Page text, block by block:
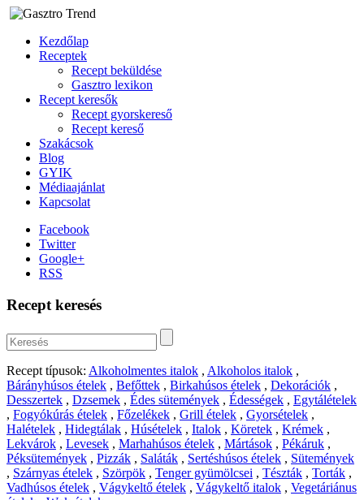
Kezdőlap
Receptek
Recept beküldése
Gasztro lexikon
Recept keresők
Recept gyorskereső
Recept kereső
Szakácsok
Blog
GYIK
Médiaajánlat
Kapcsolat
Facebook
Twitter
Google+
RSS
Recept keresés
Recept típusok: Alkoholmentes italok , Alkoholos italok ,
Bárányhúsos ételek , Befőttek , Birkahúsos ételek , Dekorációk ,
Desszertek , Dzsemek , Édes sütemények , Édességek , Egytálételek
, Fogyókúrás ételek , Főzelékek , Grill ételek , Gyorsételek ,
Halételek , Hidegtálak , Húsételek , Italok , Köretek , Krémek ,
Lekvárok , Levesek , Marhahúsos ételek , Mártások , Pékáruk ,
Péksütemények , Pizzák , Saláták , Sertéshúsos ételek , Sütemények
, Szárnyas ételek , Szörpök , Tenger gyümölcsei , Tészták , Torták ,
Vadhúsos ételek , Vágykeltő ételek , Vágykeltő italok , Vegetáriánus